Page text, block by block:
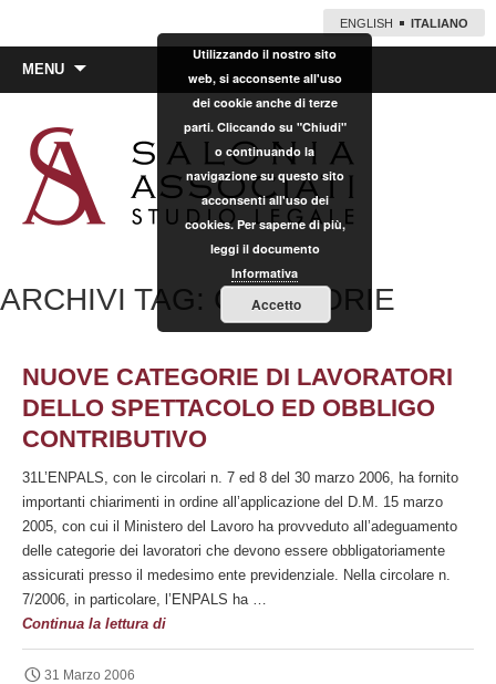
ENGLISH ITALIANO
MENU
ARCHIVI TAG: CATEGORIE
NUOVE CATEGORIE DI LAVORATORI
DELLO SPETTACOLO ED OBBLIGO
CONTRIBUTIVO
31L’ENPALS, con le circolari n. 7 ed 8 del 30 marzo 2006, ha fornito
importanti chiarimenti in ordine all’applicazione del D.M. 15 marzo
2005, con cui il Ministero del Lavoro ha provveduto all’adeguamento
delle categorie dei lavoratori che devono essere obbligatoriamente
assicurati presso il medesimo ente previdenziale. Nella circolare n.
7/2006, in particolare, l’ENPALS ha …
Continua la lettura diNuove
categorie
31 Marzo 2006
Utilizzando il nostro sito
web, si acconsente all'uso
dei cookie anche di terze
parti. Cliccando su "Chiudi"
o continuando la
navigazione su questo sito
acconsenti all'uso dei
cookies. Per saperne di più,
leggi il documento
Informativa
Accetto